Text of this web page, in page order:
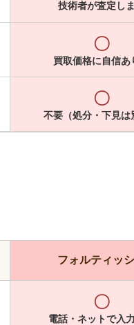
技術者が査定し
〇
買取価格に自信あ
〇
不要（処分・下見は
フォルティッ
〇
電話・ネットで入